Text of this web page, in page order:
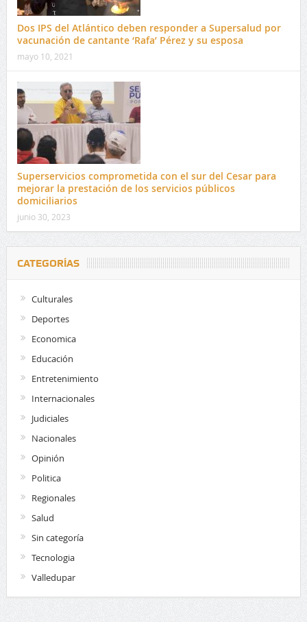
Dos IPS del Atlántico deben responder a Supersalud por
vacunación de cantante ‘Rafa’ Pérez y su esposa
mayo 10, 2021
Superservicios comprometida con el sur del Cesar para
mejorar la prestación de los servicios públicos
domiciliarios
junio 30, 2023
CATEGORÍAS
Culturales
Deportes
Economica
Educación
Entretenimiento
Internacionales
Judiciales
Nacionales
Opinión
Politica
Regionales
Salud
Sin categoría
Tecnologia
Valledupar